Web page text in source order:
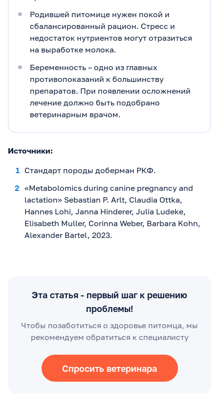
Родившей питомице нужен покой и
сбалансированный рацион. Стресс и
недостаток нутриентов могут отразиться
на выработке молока.
Беременность – одно из главных
противопоказаний к большинству
препаратов. При появлении осложнений
лечение должно быть подобрано
ветеринарным врачом.
Источники:
Стандарт породы доберман РКФ.
«Metabolomics during canine pregnancy and
lactation» Sebastian P. Arlt, Claudia Ottka,
Hannes Lohi, Janna Hinderer, Julia Ludeke,
Elisabeth Muller, Corinna Weber, Barbara Kohn,
Alexander Bartel, 2023.
Эта статья - первый шаг к решению
проблемы!
Чтобы позаботиться о здоровье питомца, мы
рекомендуем обратиться к специалисту
Спросить ветеринара